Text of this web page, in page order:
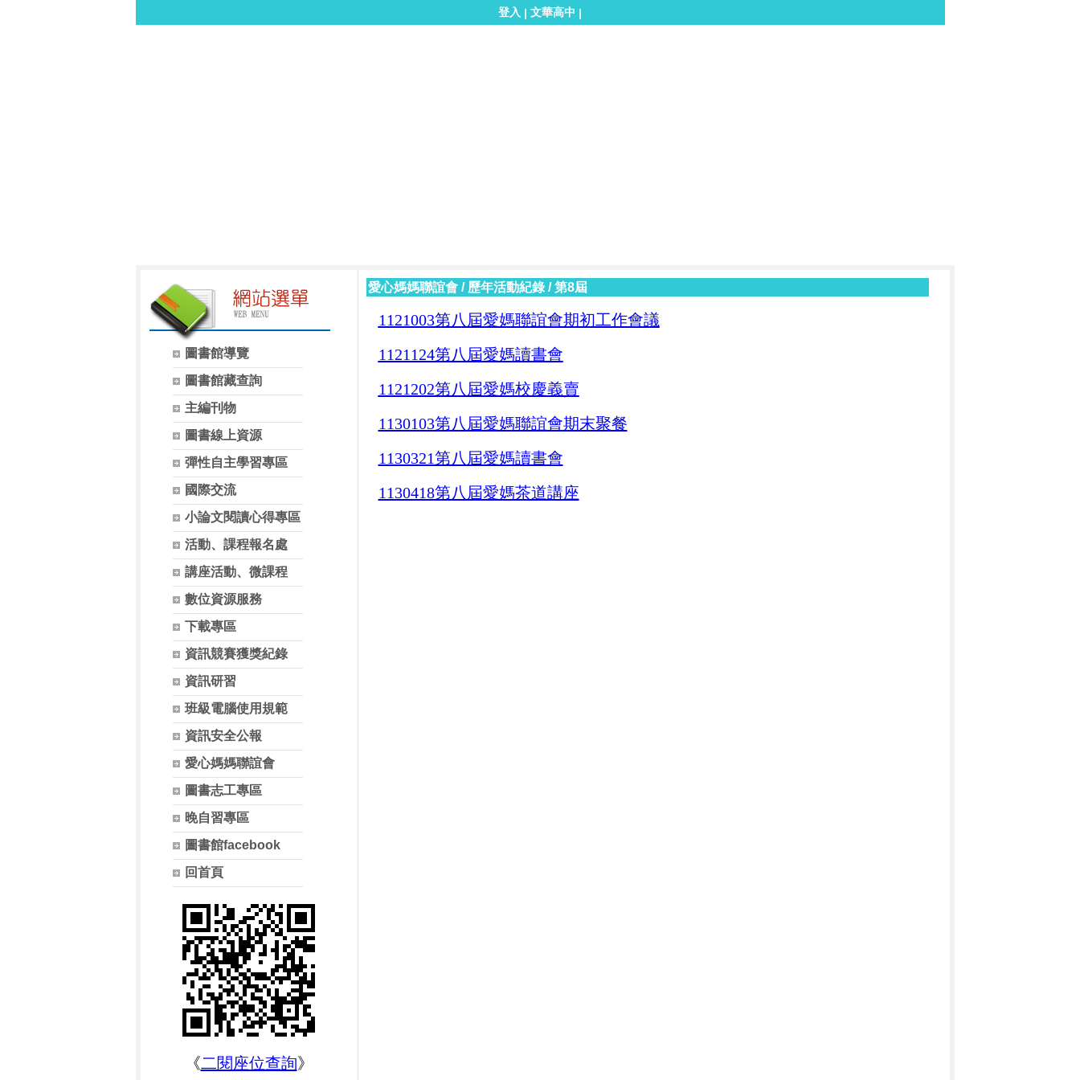
登入 | 文華高中 |
圖書館導覽
圖書館藏查詢
主編刊物
圖書線上資源
彈性自主學習專區
國際交流
小論文閱讀心得專區
活動、課程報名處
講座活動、微課程
數位資源服務
下載專區
資訊競賽獲獎紀錄
資訊研習
班級電腦使用規範
資訊安全公報
愛心媽媽聯誼會
圖書志工專區
晚自習專區
圖書館facebook
回首頁
《二閱座位查詢》
愛心媽媽聯誼會/ 歷年活動紀錄/第8屆
1121003第八屆愛媽聯誼會期初工作會議
1121124第八屆愛媽讀書會
1121202第八屆愛媽校慶義賣
1130103第八屆愛媽聯誼會期末聚餐
1130321第八屆愛媽讀書會
1130418第八屆愛媽茶道講座